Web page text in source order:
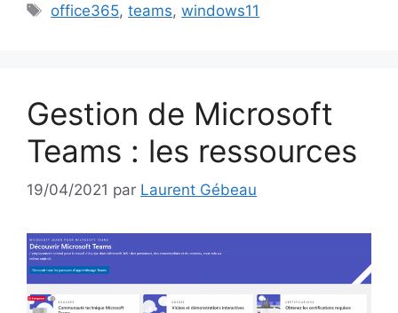
Étiquettes
office365,teams,windows11
Gestion de Microsoft
Teams : les ressources
19/04/2021 par Laurent Gébeau